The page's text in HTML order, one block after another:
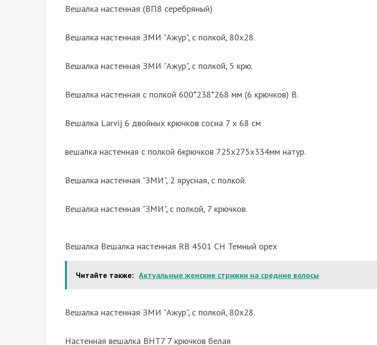
Вешалка настенная (ВП8 серебряный)
Вешалка настенная ЗМИ "Ажур", с полкой, 80х28.
Вешалка настенная ЗМИ "Ажур", с полкой, 5 крю.
Вешалка настенная с полкой 600*238*268 мм (6 крючков) В.
Вешалка Larvij 6 двойных крючков сосна 7 х 68 см
вешалка настенная с полкой 6крючков 725х275х334мм натур.
Вешалка настенная "ЗМИ", 2 ярусная, с полкой.
Вешалка настенная "ЗМИ", с полкой, 7 крючков.
Вешалка Вешалка настенная RB 4501 СН Темный орех
Читайте также: Актуальные женские стрижки на средние волосы
Вешалка настенная ЗМИ "Ажур", с полкой, 80х28.
Настенная вешалка ВНТ7 7 крючков белая